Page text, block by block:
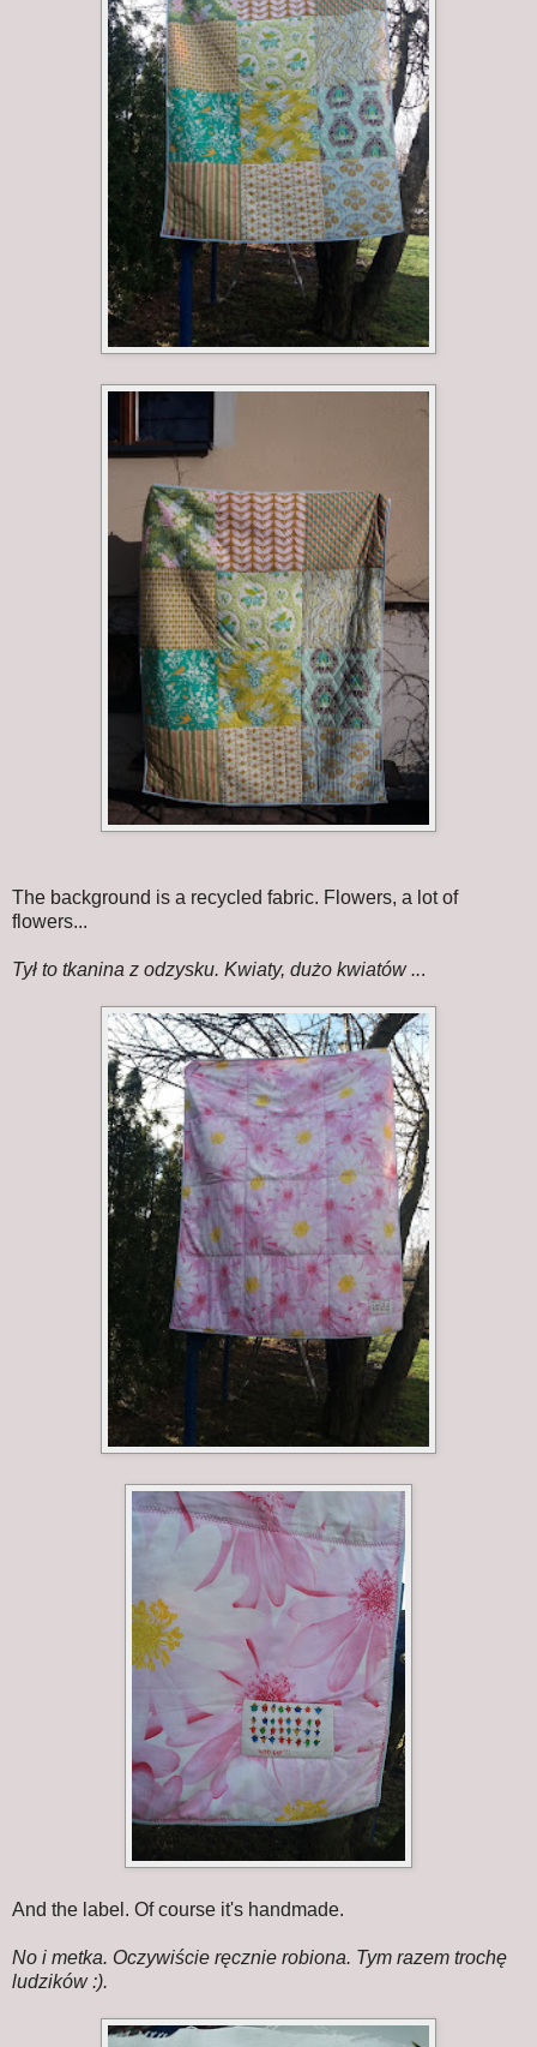
The background is a recycled fabric. Flowers, a lot of
flowers...
Tył to tkanina z odzysku. Kwiaty, dużo kwiatów ...
And the label. Of course it's handmade.
No i metka. Oczywiście ręcznie robiona. Tym razem trochę
ludzików :).